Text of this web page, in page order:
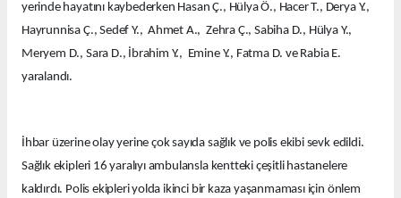
yerinde hayatını kaybederken Hasan Ç., Hülya Ö., Hacer T., Derya Y.,
Hayrunnisa Ç., Sedef Y., Ahmet A., Zehra Ç., Sabiha D., Hülya Y.,
Meryem D., Sara D., İbrahim Y., Emine Y., Fatma D. ve Rabia E.
yaralandı.
İhbar üzerine olay yerine çok sayıda sağlık ve polis ekibi sevk edildi.
Sağlık ekipleri 16 yaralıyı ambulansla kentteki çeşitli hastanelere
kaldırdı. Polis ekipleri yolda ikinci bir kaza yaşanmaması için önlem